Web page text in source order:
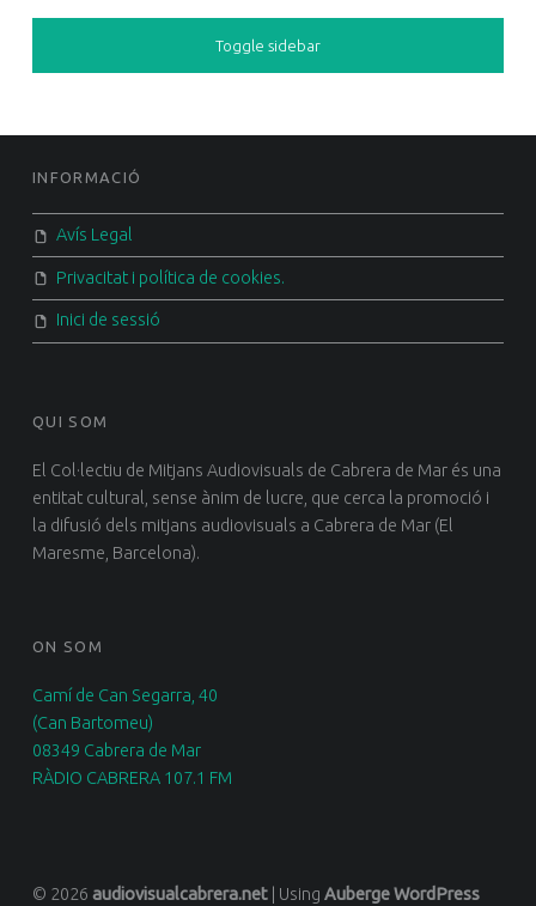
SIDEBAR
Toggle sidebar
FOOTER SIDEBAR
INFORMACIÓ
Avís Legal
Privacitat i política de cookies.
Inici de sessió
QUI SOM
El Col·lectiu de Mitjans Audiovisuals de Cabrera de Mar és una
entitat cultural, sense ànim de lucre, que cerca la promoció i
la difusió dels mitjans audiovisuals a Cabrera de Mar (El
Maresme, Barcelona).
ON SOM
Camí de Can Segarra, 40
(Can Bartomeu)
08349 Cabrera de Mar
RÀDIO CABRERA 107.1 FM
© 2026 audiovisualcabrera.net Using AubergeWordPress